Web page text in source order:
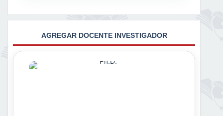
AGREGAR DOCENTE INVESTIGADOR